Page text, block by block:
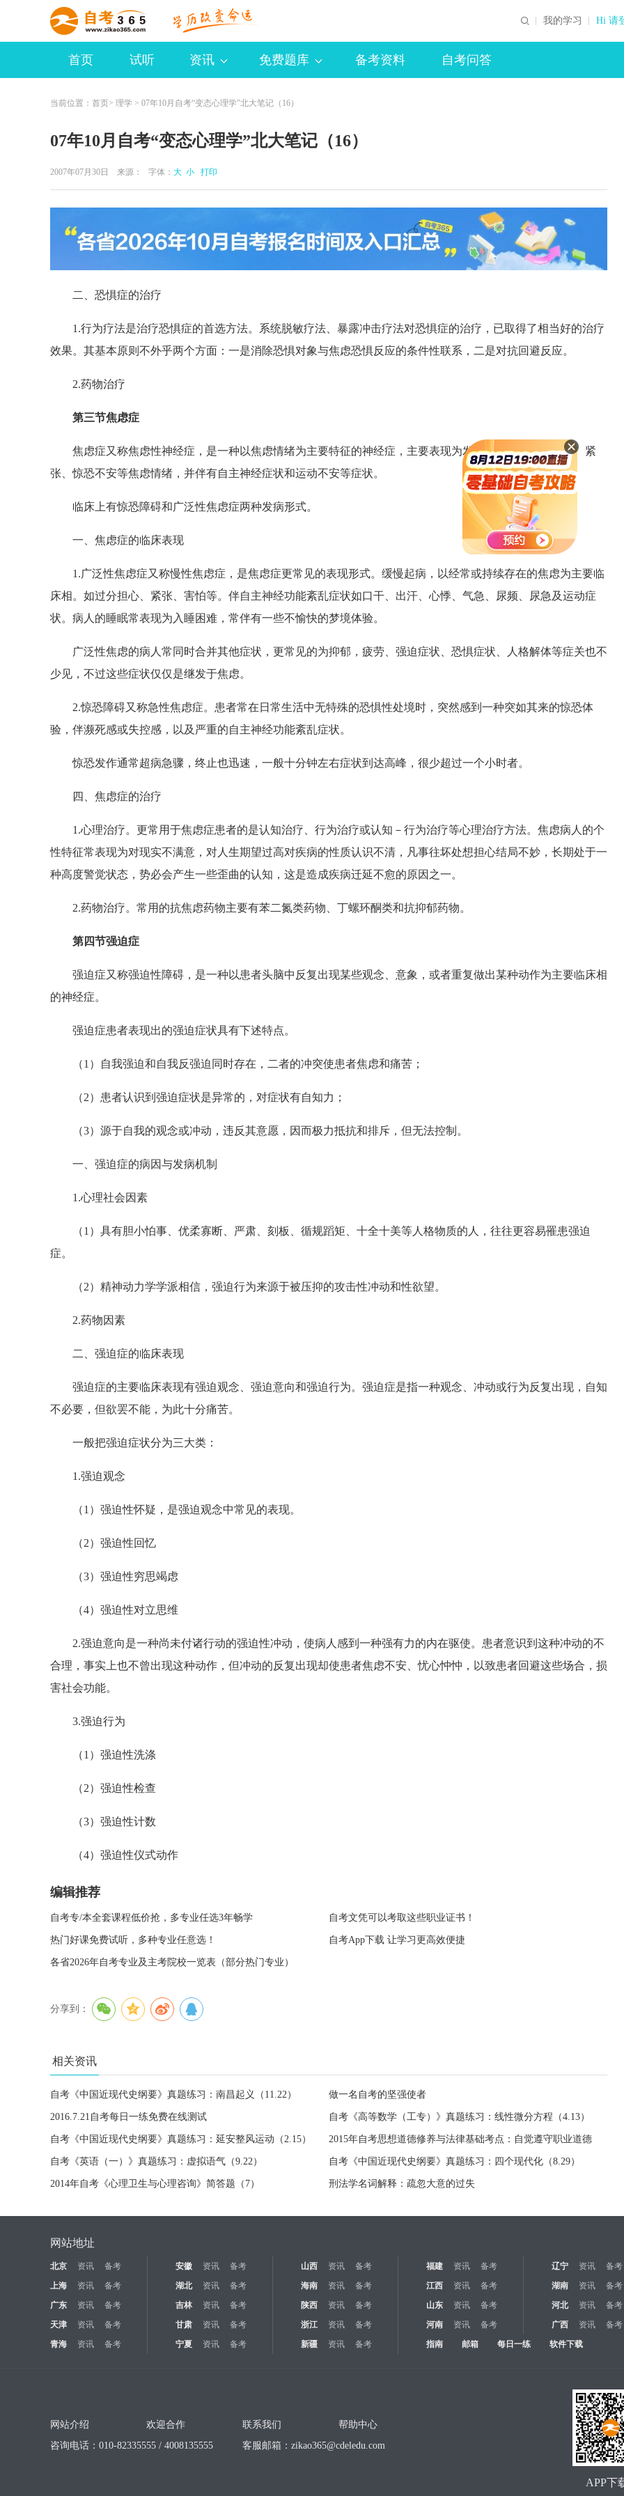
我的学习 Hi 请
首页 试听 资讯 免费题库 备考资料 自考问答
当前位置： 首页> 理学 > 07年10月自考“变态心理学”北大笔记（16）
07年10月自考“变态心理学”北大笔记（16）
2007年07月30日 来源： 字体： 大 小 打印
二、恐惧症的治疗
1.行为疗法是治疗恐惧症的首选方法。系统脱敏疗法、暴露冲击疗法对恐惧症的治疗，已取得了相当好的治疗
效果。其基本原则不外乎两个方面：一是消除恐惧对象与焦虑恐惧反应的条件性联系，二是对抗回避反应。
2.药物治疗
第三节焦虑症
焦虑症又称焦虑性神经症，是一种以焦虑情绪为主要特征的神经症，主要表现为发作性或持续性的焦虑、紧
张、惊恐不安等焦虑情绪，并伴有自主神经症状和运动不安等症状。
临床上有惊恐障碍和广泛性焦虑症两种发病形式。
一、焦虑症的临床表现
1.广泛性焦虑症又称慢性焦虑症，是焦虑症更常见的表现形式。缓慢起病，以经常或持续存在的焦虑为主要临
床相。如过分担心、紧张、害怕等。伴自主神经功能紊乱症状如口干、出汗、心悸、气急、尿频、尿急及运动症
状。病人的睡眠常表现为入睡困难，常伴有一些不愉快的梦境体验。
广泛性焦虑的病人常同时合并其他症状，更常见的为抑郁，疲劳、强迫症状、恐惧症状、人格解体等症关也不
少见，不过这些症状仅仅是继发于焦虑。
2.惊恐障碍又称急性焦虑症。患者常在日常生活中无特殊的恐惧性处境时，突然感到一种突如其来的惊恐体
验，伴濒死感或失控感，以及严重的自主神经功能紊乱症状。
惊恐发作通常超病急骤，终止也迅速，一般十分钟左右症状到达高峰，很少超过一个小时者。
四、焦虑症的治疗
1.心理治疗。更常用于焦虑症患者的是认知治疗、行为治疗或认知－行为治疗等心理治疗方法。焦虑病人的个
性特征常表现为对现实不满意，对人生期望过高对疾病的性质认识不清，凡事往坏处想担心结局不妙，长期处于一
种高度警觉状态，势必会产生一些歪曲的认知，这是造成疾病迁延不愈的原因之一。
2.药物治疗。常用的抗焦虑药物主要有苯二氮类药物、丁螺环酮类和抗抑郁药物。
第四节强迫症
强迫症又称强迫性障碍，是一种以患者头脑中反复出现某些观念、意象，或者重复做出某种动作为主要临床相
的神经症。
强迫症患者表现出的强迫症状具有下述特点。
（1）自我强迫和自我反强迫同时存在，二者的冲突使患者焦虑和痛苦；
（2）患者认识到强迫症状是异常的，对症状有自知力；
（3）源于自我的观念或冲动，违反其意愿，因而极力抵抗和排斥，但无法控制。
一、强迫症的病因与发病机制
1.心理社会因素
（1）具有胆小怕事、优柔寡断、严肃、刻板、循规蹈矩、十全十美等人格物质的人，往往更容易罹患强迫
症。
（2）精神动力学学派相信，强迫行为来源于被压抑的攻击性冲动和性欲望。
2.药物因素
二、强迫症的临床表现
强迫症的主要临床表现有强迫观念、强迫意向和强迫行为。强迫症是指一种观念、冲动或行为反复出现，自知
不必要，但欲罢不能，为此十分痛苦。
一般把强迫症状分为三大类：
1.强迫观念
（1）强迫性怀疑，是强迫观念中常见的表现。
（2）强迫性回忆
（3）强迫性穷思竭虑
（4）强迫性对立思维
2.强迫意向是一种尚未付诸行动的强迫性冲动，使病人感到一种强有力的内在驱使。患者意识到这种冲动的不
合理，事实上也不曾出现这种动作，但冲动的反复出现却使患者焦虑不安、忧心忡忡，以致患者回避这些场合，损
害社会功能。
3.强迫行为
（1）强迫性洗涤
（2）强迫性检查
（3）强迫性计数
（4）强迫性仪式动作
编辑推荐
自考专/本全套课程低价抢，多专业任选3年畅学 自考文凭可以考取这些职业证书！
热门好课免费试听，多种专业任意选！ 自考App下载 让学习更高效便捷
各省2026年自考专业及主考院校一览表（部分热门专业）
分享到：
相关资讯
自考《中国近现代史纲要》真题练习：南昌起义（11.22） 做一名自考的坚强使者
2016.7.21自考每日一练免费在线测试 自考《高等数学（工专）》真题练习：线性微分方程（4.13）
自考《中国近现代史纲要》真题练习：延安整风运动（2.15） 2015年自考思想道德修养与法律基础考点：自觉遵守职业道德
自考《英语（一）》真题练习：虚拟语气（9.22） 自考《中国近现代史纲要》真题练习：四个现代化（8.29）
2014年自考《心理卫生与心理咨询》简答题（7） 刑法学名词解释：疏忽大意的过失
网站地址
北京 资讯 备考 安徽 资讯 备考 山西 资讯 备考 福建 资讯 备考 辽宁 资讯
备考
上海
资讯 备考 湖北 资讯 备考 海南 资讯 备考 江西 资讯 备考 湖南 资讯
备考
广东
资讯 备考 吉林 资讯 备考 陕西 资讯 备考 山东 资讯 备考 河北 资讯
备考
天津
资讯 备考 甘肃 资讯 备考 浙江 资讯 备考 河南 资讯 备考 广西 资讯
备考
青海
资讯 备考 宁夏 资讯 备考 新疆 资讯 备考 指南 邮箱 每日一练 软件下载
网站介绍 欢迎合作 联系我们
帮助中心
咨询电话：010-82335555 / 4008135555
客服邮箱： zikao365@cdeledu.com
APP下